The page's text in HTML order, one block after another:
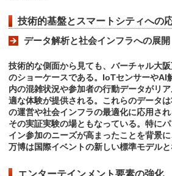
技術的基盤とスマートシティへの
データ解析と社会インフラへの展開
技術的な側面から見ても、バーチャル大
のショーケースである。IoTセンサーやAI
内の混雑状況や参加者の行動データがリ
適な体験が提供される。これらのデータ
の運営や社会インフラの最適化に応用さ
その実証実験の場ともなっている。特に
イン参加のニーズが高まったことを背景
万博は国際イベントの新しい標準モデルと